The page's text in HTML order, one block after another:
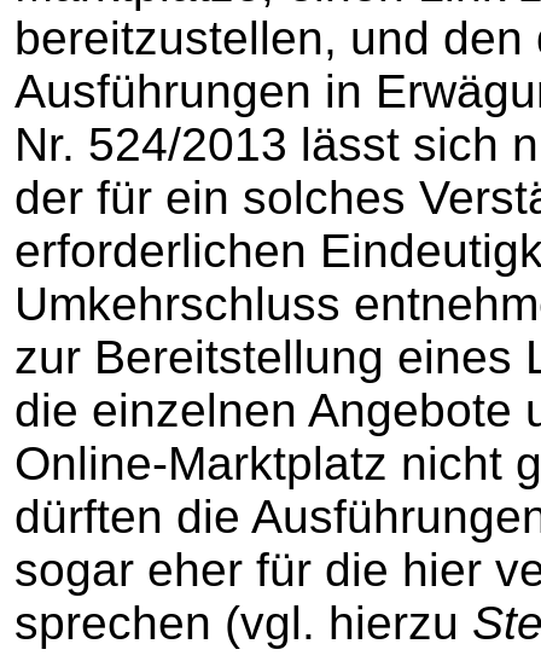
bereitzustellen, und
Ausführungen in
Nr. 524/2013 lässt sich
der für ein solches
erforderlichen
Umkehrschluss
zur Bereitstellung eines
die einzelnen Angebote
Online-Marktplatz nicht
dürften die
sogar eher für die hier
sprechen (vgl. hierzu